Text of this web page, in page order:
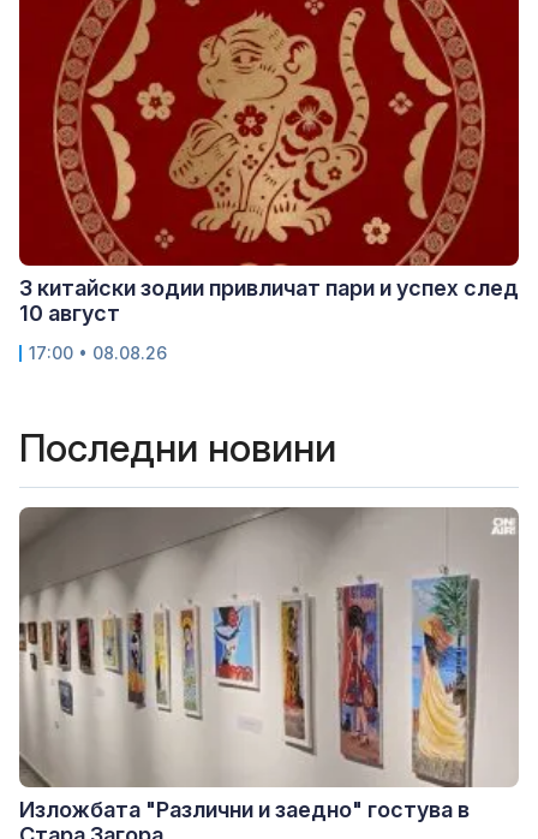
3 китайски зодии привличат пари и успех след
10 август
17:00 • 08.08.26
Последни новини
Изложбата "Различни и заедно" гостува в